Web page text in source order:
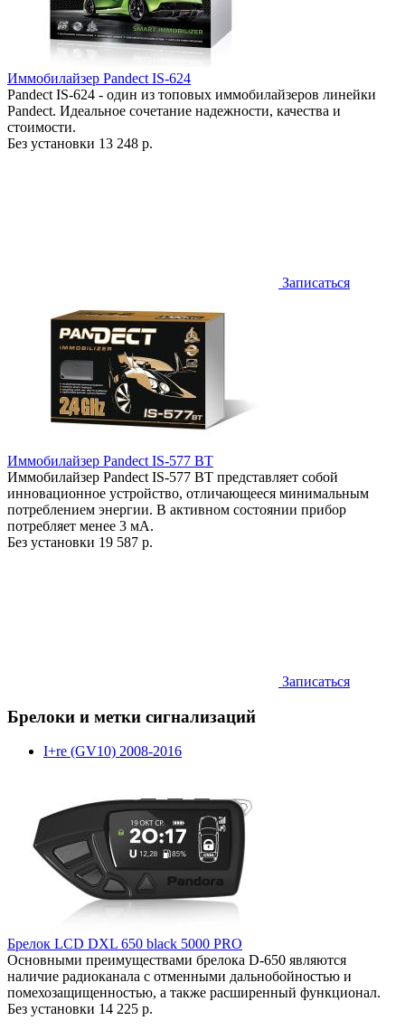
Иммобилайзер Pandect IS-624
Pandect IS-624 - один из топовых иммобилайзеров линейки
Pandect. Идеальное сочетание надежности, качества и
стоимости.
Без установки 13 248 р.
Записаться
Иммобилайзер Pandect IS-577 BT
Иммобилайзер Pandect IS-577 BT представляет собой
инновационное устройство, отличающееся минимальным
потреблением энергии. В активном состоянии прибор
потребляет менее 3 мА.
Без установки 19 587 р.
Записаться
Брелоки и метки сигнализаций
I+re (GV10) 2008-2016
Брелок LCD DXL 650 black 5000 PRO
Основными преимуществами брелока D-650 являются
наличие радиоканала с отменными дальнобойностью и
помехозащищенностью, а также расширенный функционал.
Без установки 14 225 р.